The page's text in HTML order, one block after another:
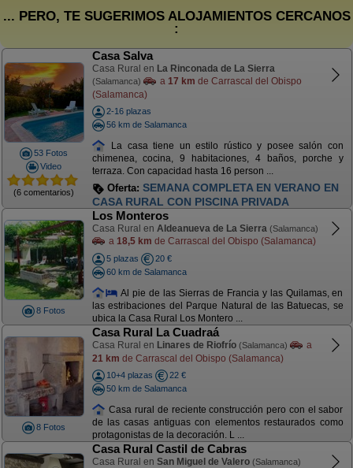
... PERO, TE SUGERIMOS ALOJAMIENTOS CERCANOS
:
53 Fotos
Video
(6 comentarios)
Casa Salva
Casa Rural en La Rinconada de La Sierra
(Salamanca) a 17 km de Carrascal del Obispo
(Salamanca)
2-16 plazas
56 km de Salamanca
La casa tiene un estilo rústico y posee salón con
chimenea, cocina, 9 habitaciones, 4 baños, porche y
terraza. Con capacidad hasta 16 person ...
Oferta: SEMANA COMPLETA EN VERANO EN
CASA RURAL CON PISCINA PRIVADA
8 Fotos
Los Monteros
Casa Rural en Aldeanueva de La Sierra (Salamanca)
a 18,5 km de Carrascal del Obispo (Salamanca)
5 plazas
20 €
60 km de Salamanca
Al pie de las Sierras de Francia y las Quilamas, en
las estribaciones del Parque Natural de las Batuecas, se
ubica la Casa Rural Los Montero ...
8 Fotos
Casa Rural La Cuadraá
Casa Rural en Linares de Riofrío (Salamanca)
a
21 km de Carrascal del Obispo (Salamanca)
10+4 plazas
22 €
50 km de Salamanca
Casa rural de reciente construcción pero con el sabor
de las casas antiguas con elementos restaurados como
protagonistas de la decoración. L ...
Casa Rural Castil de Cabras
Casa Rural en San Miguel de Valero (Salamanca)